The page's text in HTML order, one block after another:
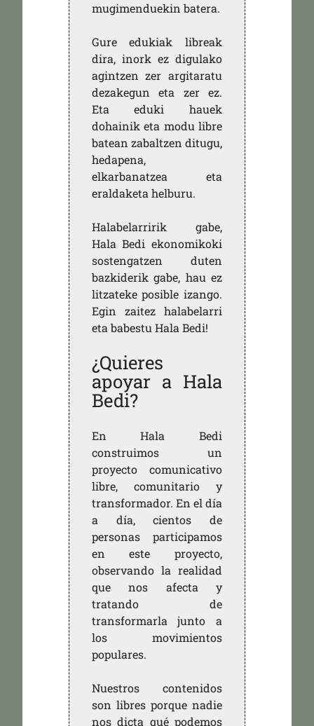
mugimenduekin batera.
Gure edukiak libreak
dira, inork ez digulako
agintzen zer argitaratu
dezakegun eta zer ez.
Eta eduki hauek
dohainik eta modu libre
batean zabaltzen ditugu,
hedapena,
elkarbanatzea eta
eraldaketa helburu.
Halabelarririk gabe,
Hala Bedi ekonomikoki
sostengatzen duten
bazkiderik gabe, hau ez
litzateke posible izango.
Egin zaitez halabelarri
eta babestu Hala Bedi!
¿Quieres
apoyar a Hala
Bedi?
En Hala Bedi
construimos un
proyecto comunicativo
libre, comunitario y
transformador. En el día
a día, cientos de
personas participamos
en este proyecto,
observando la realidad
que nos afecta y
tratando de
transformarla junto a
los movimientos
populares.
Nuestros contenidos
son libres porque nadie
nos dicta qué podemos